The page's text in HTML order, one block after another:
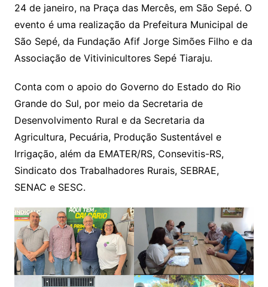
24 de janeiro, na Praça das Mercês, em São Sepé. O
evento é uma realização da Prefeitura Municipal de
São Sepé, da Fundação Afif Jorge Simões Filho e da
Associação de Vitivinicultores Sepé Tiaraju.
Conta com o apoio do Governo do Estado do Rio
Grande do Sul, por meio da Secretaria de
Desenvolvimento Rural e da Secretaria da
Agricultura, Pecuária, Produção Sustentável e
Irrigação, além da EMATER/RS, Consevitis-RS,
Sindicato dos Trabalhadores Rurais, SEBRAE,
SENAC e SESC.